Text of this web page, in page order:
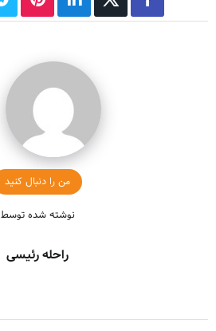
من را دنبال کنید
نوشته شده توسط
راحله رئیسی